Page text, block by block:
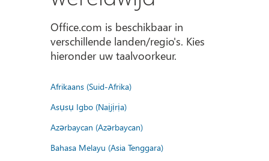
Office.com is beschikbaar in
verschillende landen/regio's. Kies
hieronder uw taalvoorkeur.
Afrikaans (Suid-Afrika)
Asụsụ Igbo (Naịjịrịa)
Azərbaycan (Azərbaycan)
Bahasa Melayu (Asia Tenggara)